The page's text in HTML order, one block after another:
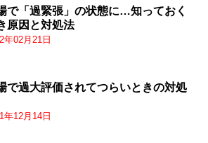
で「過緊張」の状態に…知っておく
原因と対処法
年02月21日
で過大評価されてつらいときの対処
年12月14日